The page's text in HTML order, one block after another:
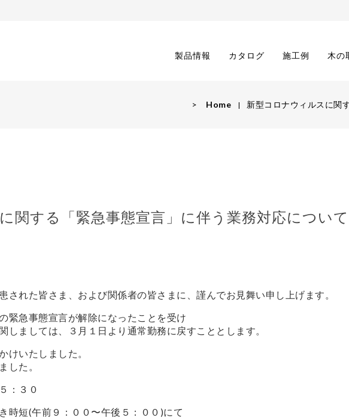
製品情報 カタログ 施工例 木の
> Home 新型コロナウィルスに関
関する「緊急事態宣言」に伴う業務対応につい
された皆さま、および関係者の皆さまに、謹んでお見舞い申し上げます。
緊急事態宣言が解除になったことを受け
しましては、３月１日より通常勤務に戻すこととします。
けいたしました。
した。
：３０
時短(午前９：００〜午後５：００)にて